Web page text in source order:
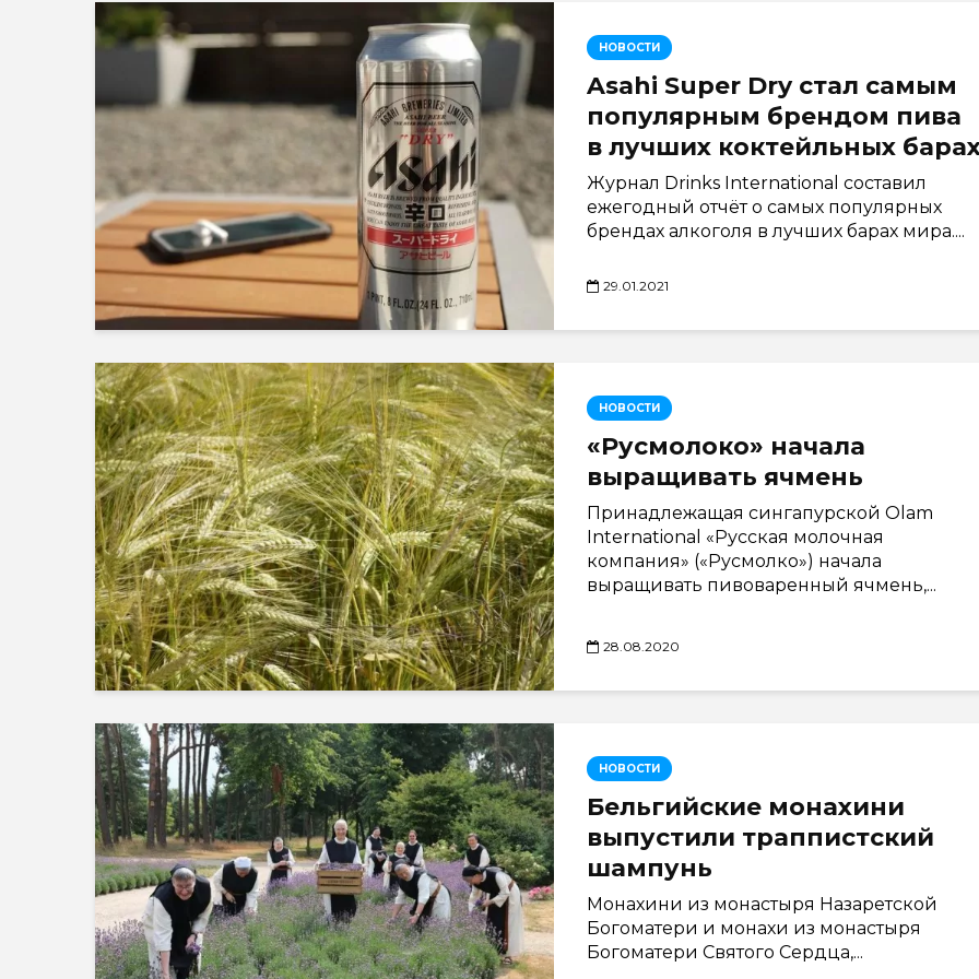
НОВОСТИ
Asahi Super Dry стал самым
популярным брендом пива
в лучших коктейльных
Журнал Drinks International составил
ежегодный отчёт о самых популярных
брендах алкоголя в лучших барах мира....
29.01.2021
НОВОСТИ
«Русмолоко» начала
выращивать ячмень
Принадлежащая сингапурской Olam
International «Русская молочная
компания» («Русмолко») начала
выращивать пивоваренный ячмень,...
28.08.2020
НОВОСТИ
Бельгийские монахини
выпустили траппистский
шампунь
Монахини из монастыря Назаретской
Богоматери и монахи из монастыря
Богоматери Святого Сердца,...